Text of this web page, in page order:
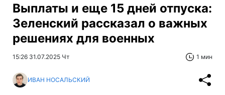
Выплаты и еще 15 дней отпуска:
Зеленский рассказал о важных
решениях для военных
15:26 31.07.2025 Чт 1 мин
ИВАН НОСАЛЬСКИЙ